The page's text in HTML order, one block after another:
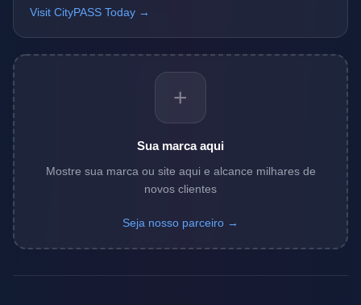
Visit CityPASS Today →
+
Sua marca aqui
Mostre sua marca ou site aqui e alcance milhares de
novos clientes
Seja nosso parceiro →